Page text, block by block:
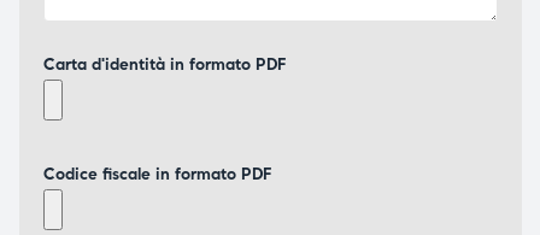
Carta d'identità in formato PDF
Codice fiscale in formato PDF